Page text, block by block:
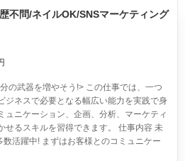
不問/ネイルOK/SNSマーケティング
の武器を増やそう!> この仕事では、一つ
ジネスで必要となる幅広い能力を実践で身
ュニケーション、企画、分析、マーケティ
せるスキルを習得できます。 仕事内容 未
活躍中! まずはお客様とのコミュニケー